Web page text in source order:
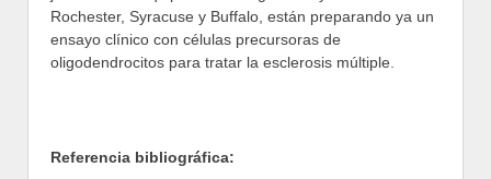
Rochester, Syracuse y Buffalo, están preparando ya un
ensayo clínico con células precursoras de
oligodendrocitos para tratar la esclerosis múltiple.
Referencia bibliográfica: